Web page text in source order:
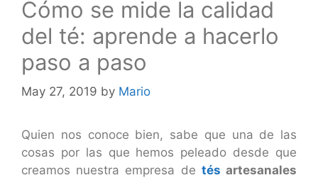
Cómo se mide la calidad
del té: aprende a hacerlo
paso a paso
May 27, 2019 by Mario
Quien nos conoce bien, sabe que una de las
cosas por las que hemos peleado desde que
creamos nuestra empresa de tés artesanales